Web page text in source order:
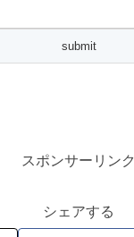
スポンサーリンク
シェアする